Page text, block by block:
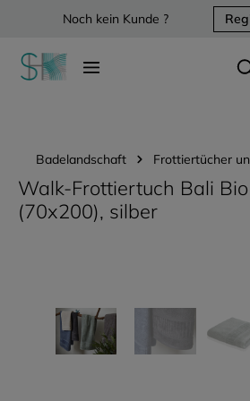
springenNoch kein Kunde ?
Badelandschaft Frottiertücher
Walk-Frottiertuch Bali
(70x200), silber